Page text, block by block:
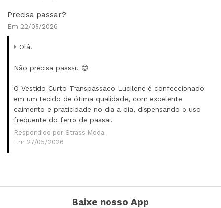
Precisa passar?
Em 22/05/2026
Olá!
Não precisa passar. 😊
O Vestido Curto Transpassado Lucilene é confeccionado
em um tecido de ótima qualidade, com excelente
caimento e praticidade no dia a dia, dispensando o uso
frequente do ferro de passar.
Respondido por Strass Moda
Em 27/05/2026
Baixe nosso App